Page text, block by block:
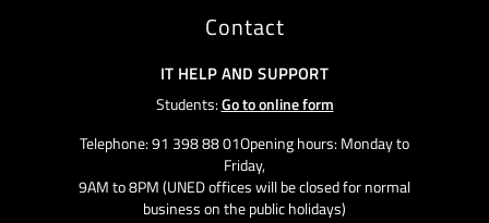
Contact
IT HELP AND SUPPORT
Students:Go to online form
Telephone: 91 398 88 01Opening hours: Monday to
Friday,
9AM to 8PM (UNED offices will be closed for normal
business on the public holidays)